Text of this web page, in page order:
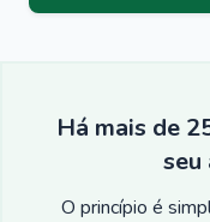
Há mais de
seu
O princípio é